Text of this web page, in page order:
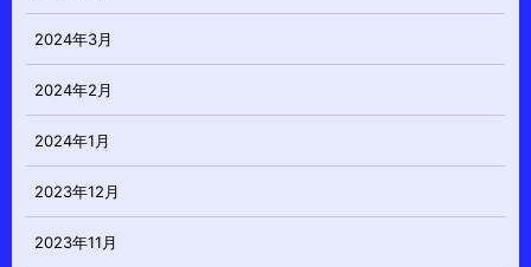
2024年3月
2024年2月
2024年1月
2023年12月
2023年11月